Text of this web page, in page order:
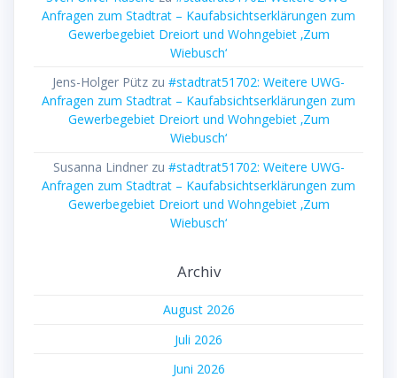
Anfragen zum Stadtrat – Kaufabsichtserklärungen zum
Gewerbegebiet Dreiort und Wohngebiet ‚Zum
Wiebusch‘
Jens-Holger Pütz zu #stadtrat51702: Weitere UWG-
Anfragen zum Stadtrat – Kaufabsichtserklärungen zum
Gewerbegebiet Dreiort und Wohngebiet ‚Zum
Wiebusch‘
Susanna Lindnerzu #stadtrat51702: Weitere UWG-
Anfragen zum Stadtrat – Kaufabsichtserklärungen zum
Gewerbegebiet Dreiort und Wohngebiet ‚Zum
Wiebusch‘
Archiv
August 2026
Juli 2026
Juni 2026